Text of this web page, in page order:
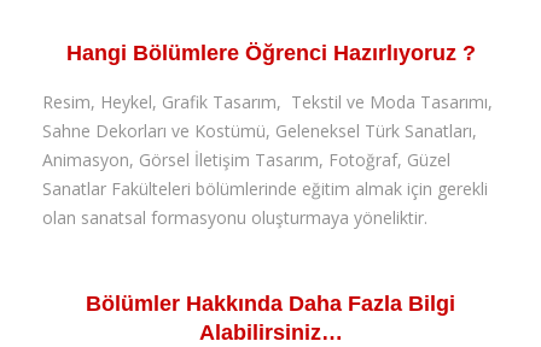
Hangi Bölümlere Öğrenci Hazırlıyoruz ?
Resim, Heykel, Grafik Tasarım, Tekstil ve Moda Tasarımı,
Sahne Dekorları ve Kostümü, Geleneksel Türk Sanatları,
Animasyon, Görsel İletişim Tasarım, Fotoğraf, Güzel
Sanatlar Fakülteleri bölümlerinde eğitim almak için gerekli
olan sanatsal formasyonu oluşturmaya yöneliktir.
Bölümler Hakkında Daha Fazla Bilgi
Alabilirsiniz…